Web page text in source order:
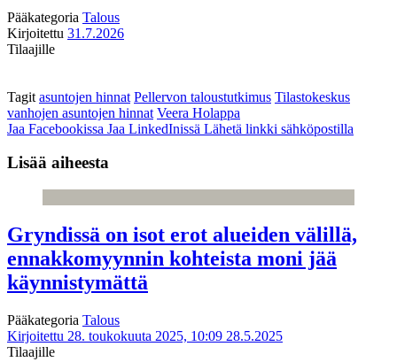
Pääkategoria Talous
Kirjoitettu 31.7.2026
Tilaajille
Tagit asuntojen hinnat Pellervon taloustutkimus Tilastokeskus
vanhojen asuntojen hinnat Veera Holappa
Jaa Facebookissa Jaa LinkedInissä Lähetä linkki sähköpostilla
Lisää aiheesta
Gryndissä on isot erot alueiden välillä,
ennakkomyynnin kohteista moni jää
käynnistymättä
Pääkategoria Talous
Kirjoitettu 28. toukokuuta 2025, 10:09 28.5.2025
Tilaajille